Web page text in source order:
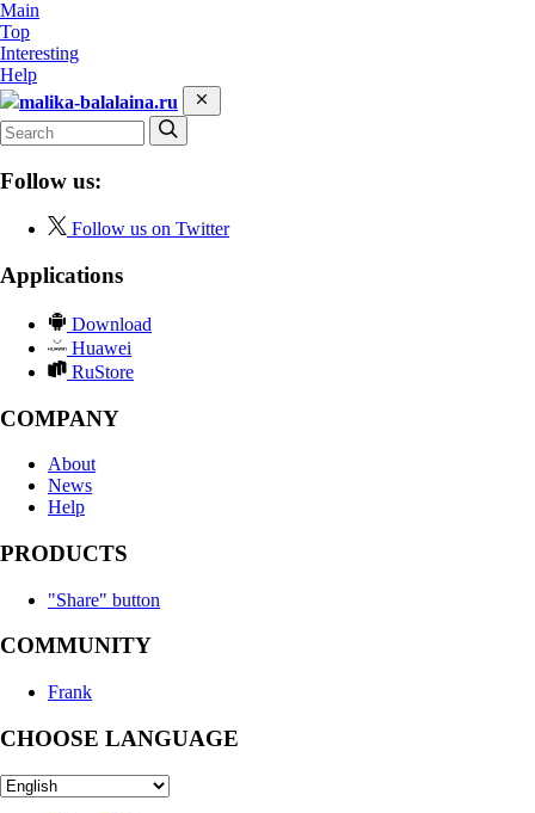
Main
Top
Interesting
Help
malika-balalaina.ru
Follow us:
Follow us on Twitter
Applications
Download
Huawei
RuStore
COMPANY
About
News
Help
PRODUCTS
"Share" button
COMMUNITY
Frank
CHOOSE LANGUAGE